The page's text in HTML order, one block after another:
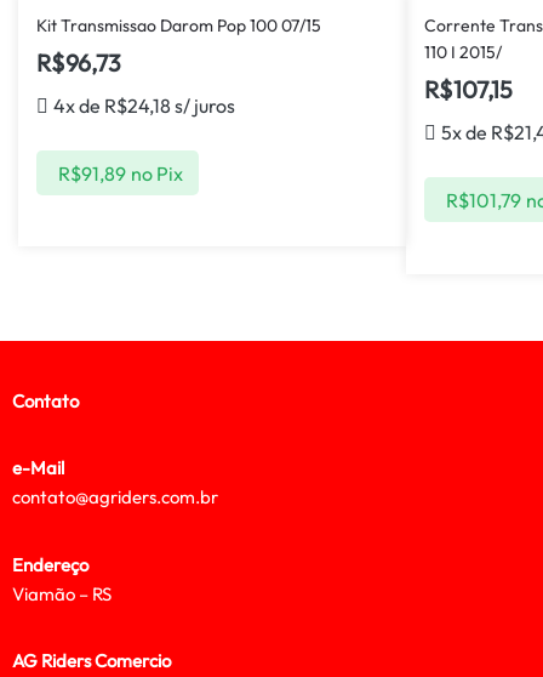
Kit Transmissao Darom Pop 100 07/15
R$96,73
4x de R$24,18 s/ juros
R$91,89 no Pix
Corrente
110 I 2015/
R$107,15
5x de R$
R$101,79
Contato
e-Mail
contato@agriders.com.br
Endereço
Viamão – RS
AG Riders Comercio